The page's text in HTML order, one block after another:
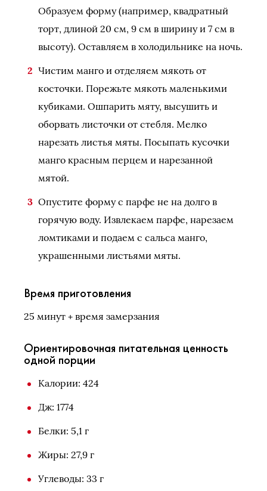
Образуем форму (например, квадратный
торт, длиной 20 см, 9 см в ширину и 7 см в
высоту). Оставляем в холодильнике на ночь.
Чистим манго и отделяем мякоть от
косточки. Порежьте мякоть маленькими
кубиками. Ошпарить мяту, высушить и
оборвать листочки от стебля. Мелко
нарезать листья мяты. Посыпать кусочки
манго красным перцем и нарезанной
мятой.
Опустите форму с парфе не на долго в
горячую воду. Извлекаем парфе, нарезаем
ломтиками и подаем с сальса манго,
украшенными листьями мяты.
Время приготовления
25 минут + время замерзания
Ориентировочная питательная ценность
одной порции
Калории: 424
Дж: 1774
Белки: 5,1 г
Жиры: 27,9 г
Углеводы: 33 г